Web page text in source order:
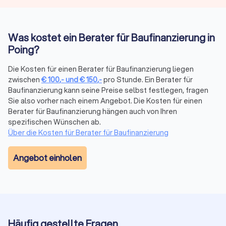
bringen.
Beratungsaufträge nach Maß
Die Beratung für die Baufinanzierung und andere
Finanzdienstleistung ist immer individuell. Die eigene
Finanzsituation und die persönlichen Lebensverhältnisse
spielen eine tragende Rolle. Entsprechend möchten Kunden
von Finanzberatungen nicht nur einen guten Berater mit
angepassten Finanzlösungen, sondern auch ein versiertes
Gegenüber, das mit Erfahrung, Fachkenntnis und Diskretion
überzeugt. Während manchmal eine Onlineberatung
ausreichend sein kann, bietet die persönliche Vorortberatung
Informieren Sie sich bei Trustlocal zu passenden Beratern für
Was kostet ein Berater für Baufinanzierung in
Poing?
Die Kosten für einen Berater für Baufinanzierung liegen
zwischen €100,-und€150,-pro Stunde. Ein Berater für
Baufinanzierung kann seine Preise selbst festlegen, fragen
Sie also vorher nach einem Angebot. Die Kosten für einen
Berater für Baufinanzierung hängen auch von Ihren
spezifischen Wünschen ab.
Über die Kosten für Berater für Baufinanzierung
Angebot einholen